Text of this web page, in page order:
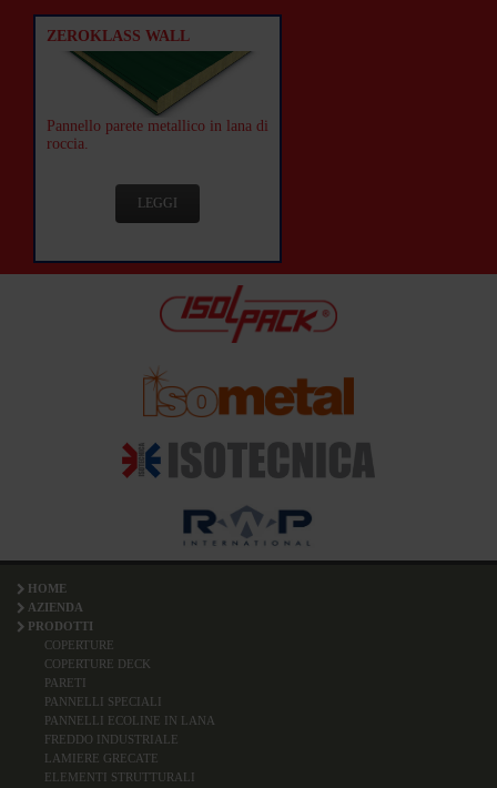
ZEROKLASS WALL
Pannello parete metallico in lana di
roccia.
LEGGI
HOME
AZIENDA
PRODOTTI
COPERTURE
COPERTURE DECK
PARETI
PANNELLI SPECIALI
PANNELLI ECOLINE IN LANA
FREDDO INDUSTRIALE
LAMIERE GRECATE
ELEMENTI STRUTTURALI